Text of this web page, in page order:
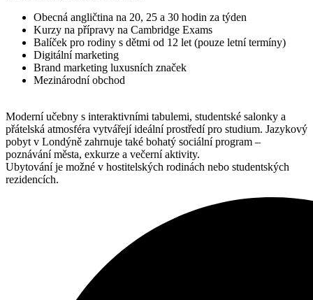
Obecná angličtina na 20, 25 a 30 hodin za týden
Kurzy na přípravy na Cambridge Exams
Balíček pro rodiny s dětmi od 12 let (pouze letní termíny)
Digitální marketing
Brand marketing luxusních značek
Mezinárodní obchod
Moderní učebny s interaktivními tabulemi, studentské salonky a
přátelská atmosféra vytvářejí ideální prostředí pro studium. Jazykový
pobyt v Londýně zahrnuje také bohatý sociální program –
poznávání města, exkurze a večerní aktivity.
Ubytování je možné v hostitelských rodinách nebo studentských
rezidencích.